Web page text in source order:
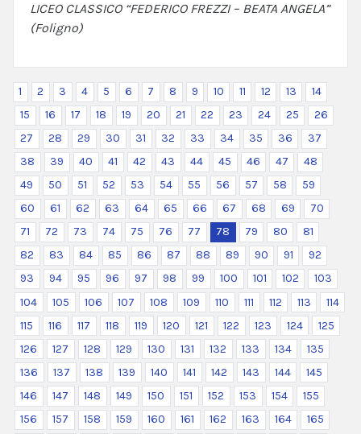
LICEO CLASSICO “FEDERICO FREZZI – BEATA ANGELA”
(Foligno)
1 2 3 4 5 6 7 8 9 10 11 12 13
14
15
16 17 18 19 20 21 22 23 24 25
26
27
28 29 30 31 32 33 34 35 36
37
38
39 40 41 42 43 44 45 46 47
48
49
50 51 52 53 54 55 56 57 58
59
60
61 62 63 64 65 66 67 68 69
70
71
72 73 74 75 76 77 78 79 80
81
82
83 84 85 86 87 88 89 90 91
92
93
94 95 96 97 98 99 100 101 102
103
104
105 106 107 108 109 110 111 112 113
114
115
116 117 118 119 120 121 122 123 124
125
126
127 128 129 130 131 132 133 134
135
136
137 138 139 140 141 142 143 144
145
146
147 148 149 150 151 152 153 154
155
156
157 158 159 160 161 162 163 164 165